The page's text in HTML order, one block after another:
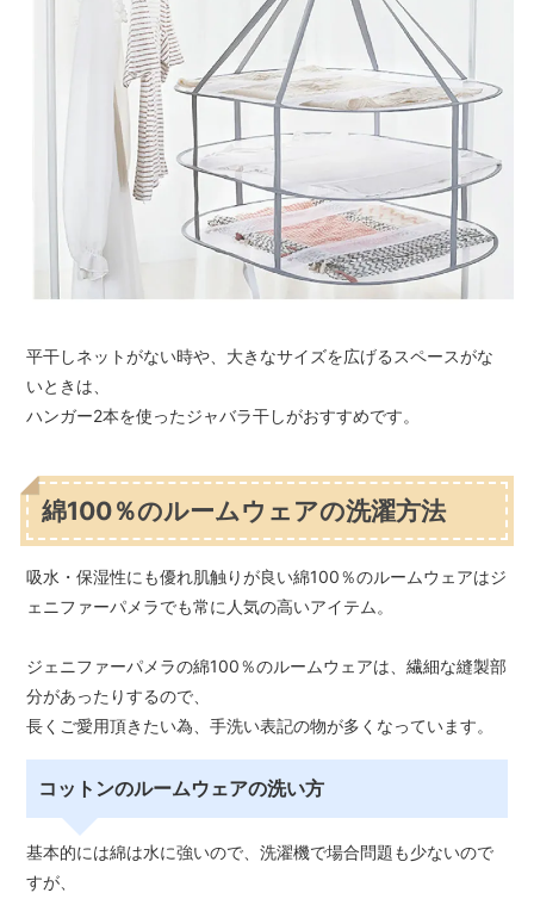
平干しネットがない時や、大きなサイズを広げるスペースがな
いときは、
ハンガー2本を使ったジャバラ干しがおすすめです。
綿100％のルームウェアの洗濯方法
吸水・保湿性にも優れ肌触りが良い綿100％のルームウェアはジ
ェニファーパメラでも常に人気の高いアイテム。
ジェニファーパメラの綿100％のルームウェアは、繊細な縫製部
分があったりするので、
長くご愛用頂きたい為、手洗い表記の物が多くなっています。
コットンのルームウェアの洗い方
基本的には綿は水に強いので、洗濯機で場合問題も少ないので
すが、